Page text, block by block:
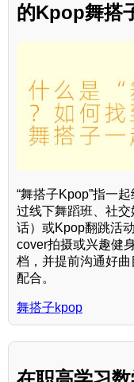
的Kpop舞搭
“舞搭子Kpop”指一
过线下舞蹈班、社
话）或Kpop翻跳活
cover拍摄或兴趣健
档，并提前沟通好
配合。
舞搭子kpop